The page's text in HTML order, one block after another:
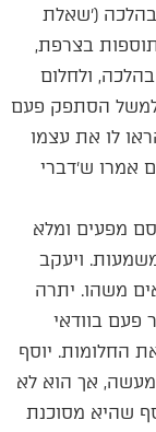
(׳שאלת
בצרפת,
ולחלום
למשל הסתפק פעם
לו את עצמו
אמרו ש׳דברי
מפעים ומלא
ויעקב
משהו. יתרה
פעם בוודאי
החלומות. יוסף
מעשה, אך הוא לא
שהיא מסוכנת